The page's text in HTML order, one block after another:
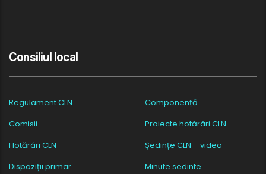
Consiliul local
Regulament CLN
Componență
Comisii
Proiecte hotărâri CLN
Hotărâri CLN
Ședințe CLN – video
Dispoziții primar
Minute sedinte